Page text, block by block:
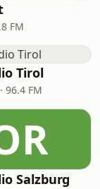
FM
Tirol
96.4 FM
Salzburg